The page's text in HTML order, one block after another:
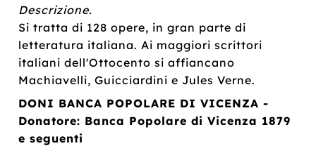
Descrizione.
Si tratta di 128 opere, in gran parte di
letteratura italiana. Ai maggiori scrittori
italiani dell'Ottocento si affiancano
Machiavelli, Guicciardini e Jules Verne.
DONI BANCA POPOLARE DI VICENZA -
Donatore: Banca Popolare di Vicenza 1879
e seguenti